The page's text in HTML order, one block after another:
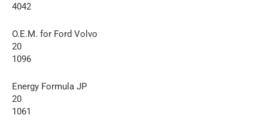
4042
O.E.M. for Ford Volvo
20
1096
Energy Formula JP
20
1061